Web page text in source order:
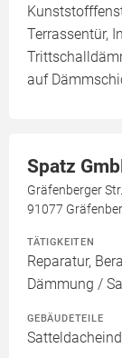
Terrassentür,
auf
Spatz
Gräfenberger
91077
TÄTIGKEITEN
Reparatur,
Dämmung /
GEBÄUDETEILE